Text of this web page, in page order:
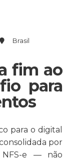
Brasil
fim ao
para
para o digital
por
NFS-e — não